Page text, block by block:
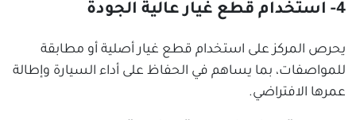
4- استخدام قطع غيار عالية الجودة
يحرص المركز على استخدام قطع غيار أصلية أو مطابقة
للمواصفات، بما يساهم في الحفاظ على أداء السيارة وإطالة
عمرها الافتراضي.